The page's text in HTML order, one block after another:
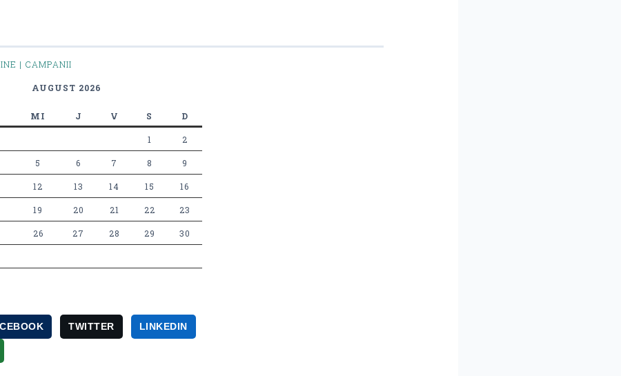
| CAMPANII
AUGUST 2026
MI J V S D
1 2
5 6 7 8 9
12 13 14 15 16
19 20 21 22 23
26 27 28 29 30
TWITTER LINKEDIN